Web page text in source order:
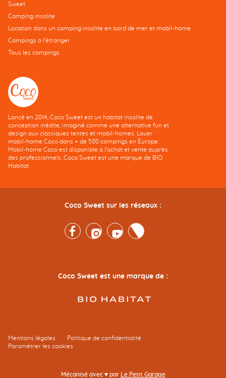
Sweet
Camping insolite
Location dans un camping insolite en bord de mer et mobil-home
Campings à l’étranger
Tous les campings
Lancé en 2014, Coco Sweet est un habitat insolite de
conception inédite, imaginé comme une alternative fun et
design aux classiques tentes et mobil-homes. Louer
mobil-home Coco dans + de 500 campings en Europe.
Mobil-home Coco est disponible à l'achat et vente auprès
des professionnels. Coco Sweet est une marque de BIO
Habitat.
Coco Sweet sur les réseaux :
FacebookInstagramYoutubeTwitter
Coco Sweet est une marque de :
Mentions légales
Politique de confidentialité
Paramétrer les cookies
Mécanisé avec ♥ par Le Petit Garage